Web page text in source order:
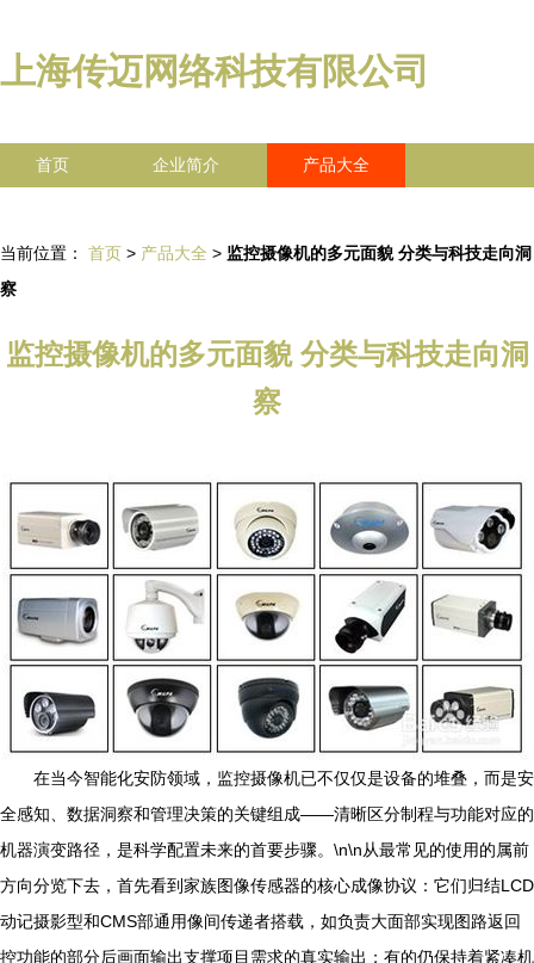
上海传迈网络科技有限公司
首页 企业简介 产品大全
当前位置： 首页 > 产品大全 > 监控摄像机的多元面貌 分类与科技走向洞
察
监控摄像机的多元面貌 分类与科技走向洞
察
在当今智能化安防领域，监控摄像机已不仅仅是设备的堆叠，而是安
全感知、数据洞察和管理决策的关键组成——清晰区分制程与功能对应的
机器演变路径，是科学配置未来的首要步骤。\n\n从最常见的使用的属前
方向分览下去，首先看到家族图像传感器的核心成像协议：它们归结LCD
动记摄影型和CMS部通用像间传递者搭载，如负责大面部实现图路返回
控功能的部分后画面输出支撑项目需求的真实输出；有的仍保持着紧凑机